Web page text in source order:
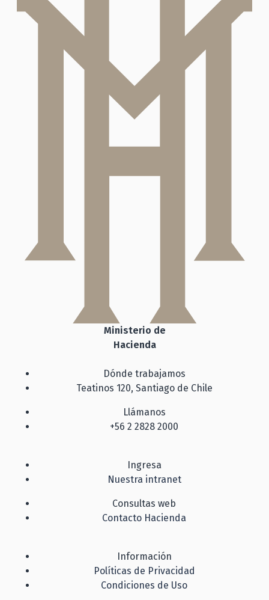
Ministerio de
Hacienda
Dónde trabajamos
Teatinos 120, Santiago de Chile
Llámanos
+56 2 2828 2000
Ingresa
Nuestra intranet
Consultas web
Contacto Hacienda
Información
Políticas de Privacidad
Condiciones de Uso